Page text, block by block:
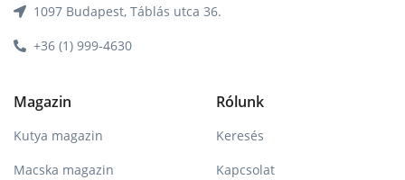
1097 Budapest, Táblás utca 36.
+36 (1) 999-4630
Magazin
Kutya magazin
Macska magazin
Rólunk
Keresés
Kapcsolat